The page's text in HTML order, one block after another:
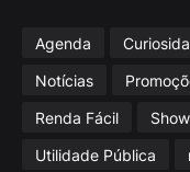
Agenda
Notícias
Renda Fácil
Utilidade Pública